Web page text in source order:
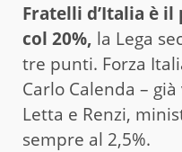
Fratelli d’Italia è
col 20%, la Lega
tre punti. Forza
Carlo Calenda –
Letta e Renzi,
sempre al 2,5%.